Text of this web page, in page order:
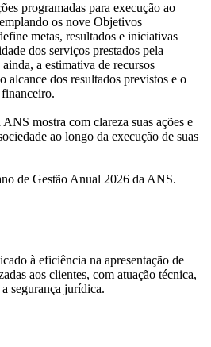
programadas para execução ao
os nove Objetivos
metas, resultados e iniciativas
dos serviços prestados pela
a estimativa de recursos
alcance dos resultados previstos e o
mostra com clareza suas ações e
ao longo da execução de suas
de Gestão Anual 2026 da ANS.
à eficiência na apresentação de
aos clientes, com atuação técnica,
segurança jurídica.